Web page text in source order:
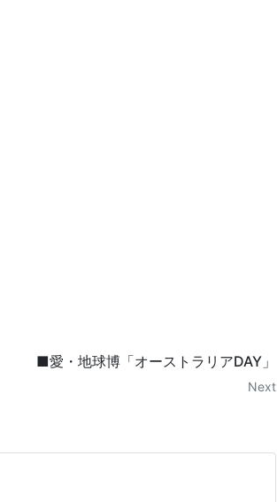
■愛・地球博「オーストラリアDAY」
Next